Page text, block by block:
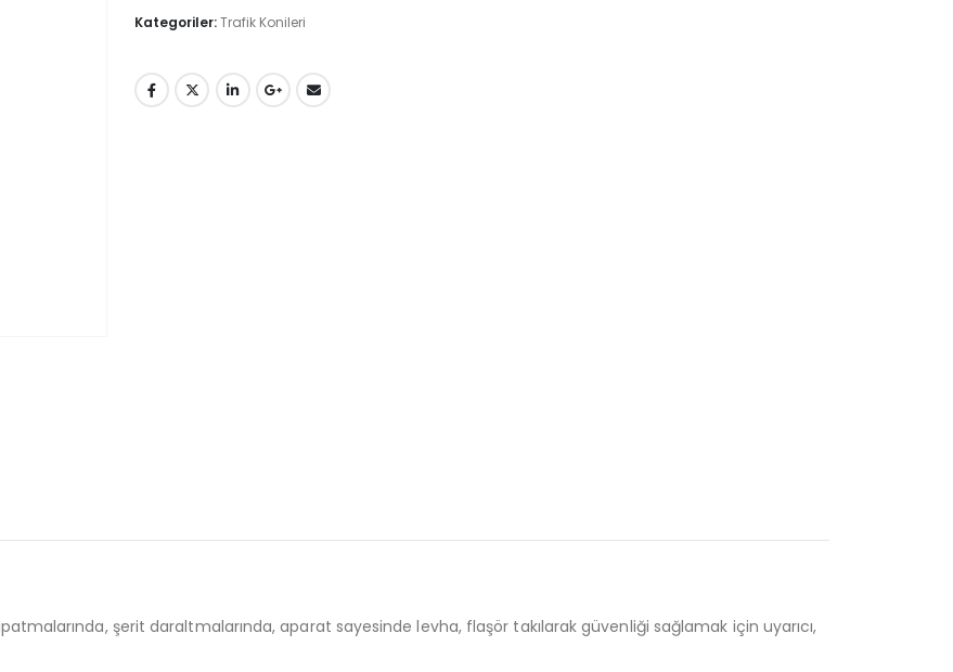
Kategoriler:Trafik Konileri
şerit daraltmalarında, aparat sayesinde levha, flaşör takılarak güvenliği sağlamak için uyarıcı,